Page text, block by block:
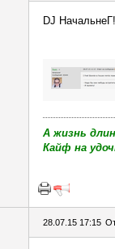
DJ НачальнеГ!
А жизнь
Кайф на
28.07.15 17:15